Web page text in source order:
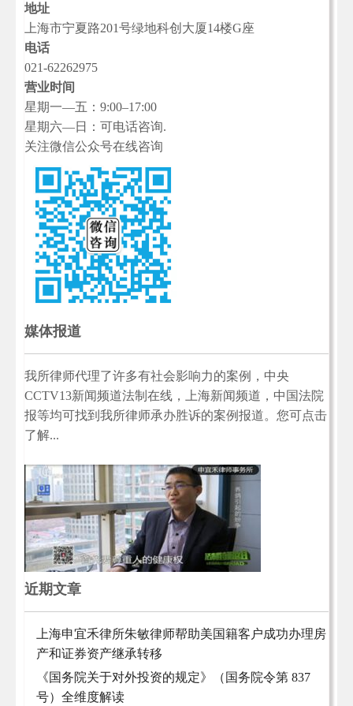
地址
上海市宁夏路201号绿地科创大厦14楼G座
电话
021-62262975
营业时间
星期一—五：9:00–17:00
星期六—日：可电话咨询.
关注微信公众号在线咨询
媒体报道
我所律师代理了许多有社会影响力的案例，中央
CCTV13新闻频道法制在线，上海新闻频道，中国法院
报等均可找到我所律师承办胜诉的案例报道。您可点击
了解...
近期文章
上海申宜禾律所朱敏律师帮助美国籍客户成功办理房
产和证券资产继承转移
《国务院关于对外投资的规定》（国务院令第 837
号）全维度解读